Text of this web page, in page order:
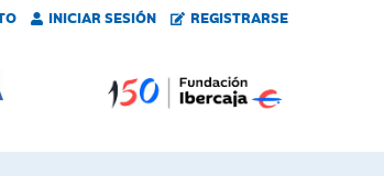
INICIAR SESIÓN REGISTRARSE